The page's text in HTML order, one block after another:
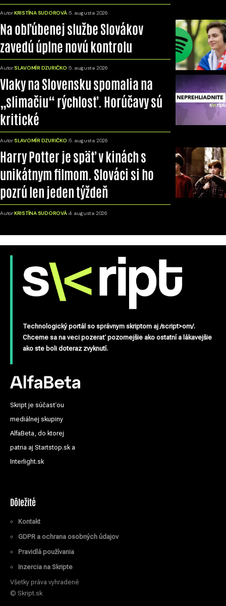
Autor:KRISTÍNA SUDOROVÁ 5. augusta 2026
Na obľúbenej službe Slovákov
zavedú úplne novú kontrolu
Autor:SLAVOMÍR DZURIČKO 5. augusta 2026
Vlaky na Slovensku spomalia na
„slimačiu“ rýchlosť. Horúčavy sú
kritické
Autor:SLAVOMÍR DZURIČKO 5. augusta 2026
Harry Potter je späť v kinách s
unikátnym filmom. Slováci si ho
pozrú len jeden týždeň
Autor:KRISTÍNA SUDOROVÁ 4. augusta 2026
Technologický portál so správnym skriptom aj /script>om/.
Chceme sa na veci pozerať pozornejšie ako ostatní a lákavejšie
ako ste boli doteraz zvyknutí.
Skript je súčasťou
mediálnej skupiny
AlfaBeta, do ktorej
patria aj Startstop.sk a
Interlight.sk
Dôležité
Kontakt
GDPR a ochrana osobných údajov
Pravidlá používania
Inzercia na Skripte
Všetky práva vyhradené
© Skript.sk